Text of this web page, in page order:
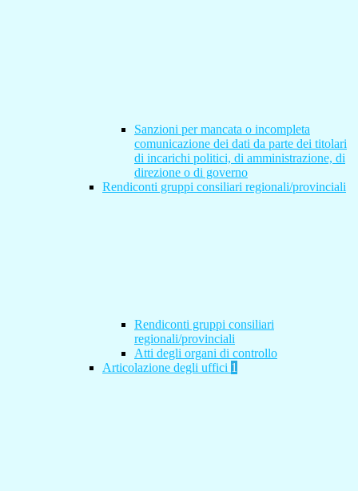
Sanzioni per mancata o incompleta
comunicazione dei dati da parte dei titolari
di incarichi politici, di amministrazione, di
direzione o di governo
Rendiconti gruppi consiliari regionali/provinciali
Rendiconti gruppi consiliari
regionali/provinciali
Atti degli organi di controllo
Articolazione degli uffici 1